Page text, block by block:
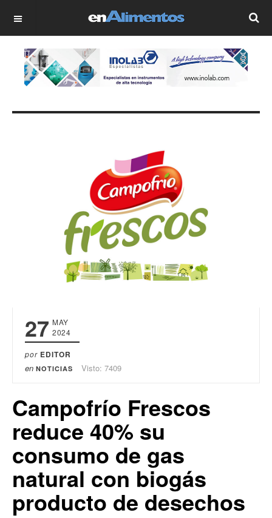
OFF CANVAS
27 MAY
2024
por EDITOR
en NOTICIAS Visto: 7409
Campofrío Frescos
reduce 40% su
consumo de gas
natural con biogás
producto de desechos